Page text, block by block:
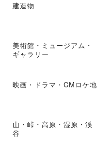
建造物
美術館・ミュージアム・
ギャラリー
映画・ドラマ・CMロケ地
山・峠・高原・湿原・渓
谷